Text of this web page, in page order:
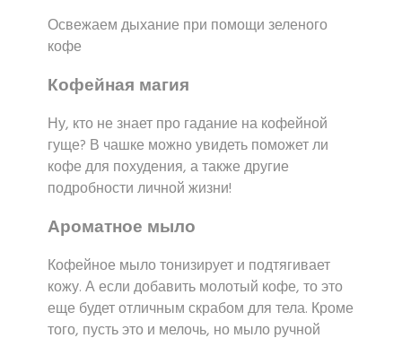
Освежаем дыхание при помощи зеленого
кофе
Кофейная магия
Ну, кто не знает про гадание на кофейной
гуще? В чашке можно увидеть поможет ли
кофе для похудения, а также другие
подробности личной жизни!
Ароматное мыло
Кофейное мыло тонизирует и подтягивает
кожу. А если добавить молотый кофе, то это
еще будет отличным скрабом для тела. Кроме
того, пусть это и мелочь, но мыло ручной